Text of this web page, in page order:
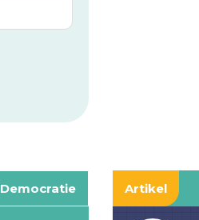
Democratie Artikel